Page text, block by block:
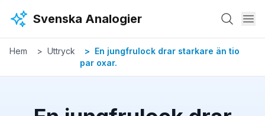
Svenska Analogier
Hem Uttryck
En jungfrulock drar starkare än tio
par oxar.